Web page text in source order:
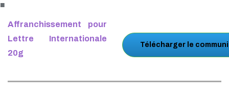
■
Affranchissement pour
Lettre Internationale
20g
Télécharger le